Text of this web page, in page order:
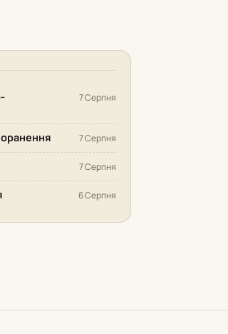
7 Серпня
7 Серпня
7 Серпня
6 Серпня